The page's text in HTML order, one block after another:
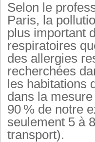
Selon le
Paris, la
plus important
respiratoires
des allergies
recherchées
les habitations
dans la
90 % de notre
seulement 5 à
transport).